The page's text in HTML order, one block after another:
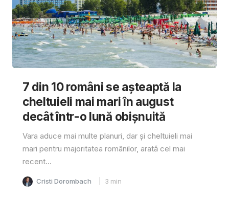
7 din 10 români se așteaptă la
cheltuieli mai mari în august
decât într-o lună obișnuită
Vara aduce mai multe planuri, dar și cheltuieli mai
mari pentru majoritatea românilor, arată cel mai
recent...
Cristi Dorombach 3 min